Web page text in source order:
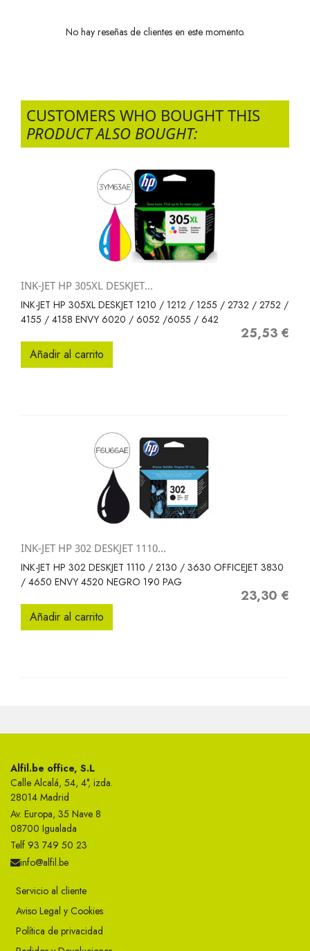
No hay reseñas de clientes en este momento.
CUSTOMERS WHO BOUGHT THIS
PRODUCT ALSO BOUGHT:
INK-JET HP 305XL DESKJET...
INK-JET HP 305XL DESKJET 1210 / 1212 / 1255 / 2732 / 2752 /
4155 / 4158 ENVY 6020 / 6052 /6055 / 642
Precio
25,53 €
Añadir al carrito
INK-JET HP 302 DESKJET 1110...
INK-JET HP 302 DESKJET 1110 / 2130 / 3630 OFFICEJET 3830
/ 4650 ENVY 4520 NEGRO 190 PAG
Precio
23,30 €
Añadir al carrito
Alfil.be office, S.L
Calle Alcalá, 54, 4°, izda.
28014 Madrid
Av. Europa, 35 Nave 8
08700 Igualada
Telf 93 749 50 23
info@alfil.be
Servicio al cliente
Aviso Legal y Cookies
Política de privacidad